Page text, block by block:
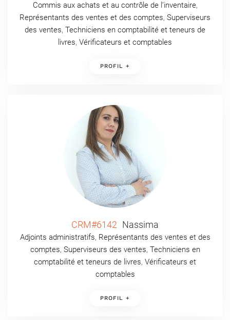
Commis aux achats et au contrôle de l’inventaire,
Représentants des ventes et des comptes, Superviseurs
des ventes, Techniciens en comptabilité et teneurs de
livres, Vérificateurs et comptables
PROFIL +
CRM#6142 Nassima
Adjoints administratifs, Représentants des ventes et des
comptes, Superviseurs des ventes, Techniciens en
comptabilité et teneurs de livres, Vérificateurs et
comptables
PROFIL +